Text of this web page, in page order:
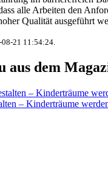
alle Arbeiten den
Qualität ausgeführt
21 11:54:24.
aus dem
– Kinderträume